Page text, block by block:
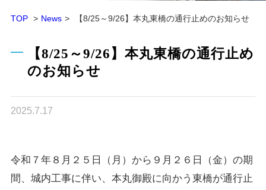
TOP News 【8/25～9/26】本丸東橋の通行止めのお知らせ
【8/25～9/26】本丸東橋の通行止め
のお知らせ
2025.7.17
令和７年８月２５日（月）から９月２６日（金）の期
間、城内工事に伴い、本丸御殿に向かう東橋が通行止